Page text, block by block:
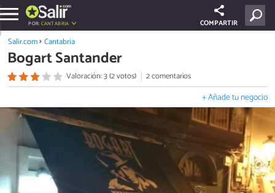
POR:CANTABRIA COMPARTIR
Salir.com Cantabria
Bogart Santander
Valoración: 3 (2 votos) 2 comentarios
+ Añade tu negocio